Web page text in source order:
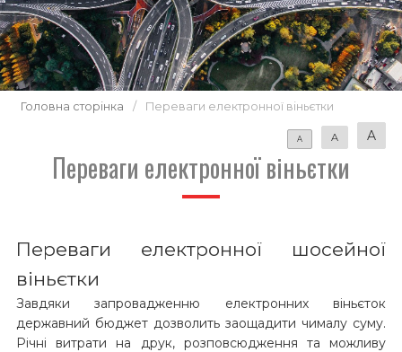
Головна сторінка / Переваги електронної віньєтки
A A A
Переваги електронної віньєтки
Переваги електронної шосейної
віньєтки
Завдяки запровадженню електронних віньєток
державний бюджет дозволить заощадити чималу суму.
Річні витрати на друк, розповсюдження та можливу